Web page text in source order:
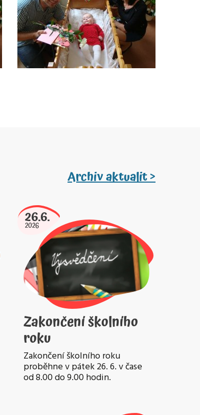
Archiv aktualit >
26.6.
2026
Zakončení školního
roku
Zakončení školního roku
proběhne v pátek 26. 6. v čase
od 8.00 do 9.00 hodin.